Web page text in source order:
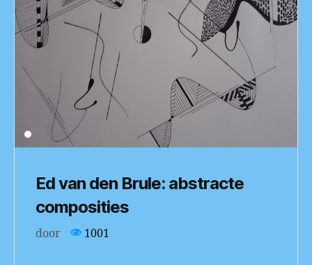
Ed van den Brule: abstracte
composities
door 1001